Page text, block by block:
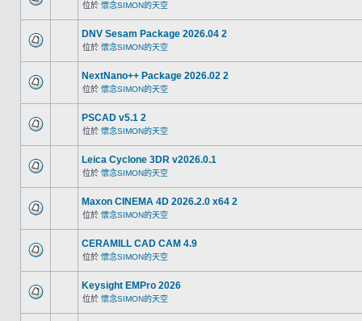
位於 懷念SIMON的天空
DNV Sesam Package 2026.04 2
位於 懷念SIMON的天空
NextNano++ Package 2026.02 2
位於 懷念SIMON的天空
PSCAD v5.1 2
位於 懷念SIMON的天空
Leica Cyclone 3DR v2026.0.1
位於 懷念SIMON的天空
Maxon CINEMA 4D 2026.2.0 x64 2
位於 懷念SIMON的天空
CERAMILL CAD CAM 4.9
位於 懷念SIMON的天空
Keysight EMPro 2026
位於 懷念SIMON的天空